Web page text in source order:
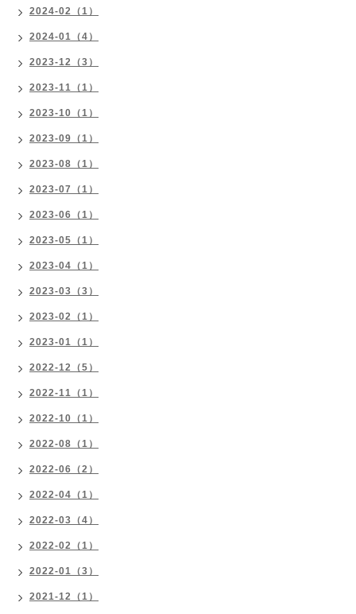
2024-02（1）
2024-01（4）
2023-12（3）
2023-11（1）
2023-10（1）
2023-09（1）
2023-08（1）
2023-07（1）
2023-06（1）
2023-05（1）
2023-04（1）
2023-03（3）
2023-02（1）
2023-01（1）
2022-12（5）
2022-11（1）
2022-10（1）
2022-08（1）
2022-06（2）
2022-04（1）
2022-03（4）
2022-02（1）
2022-01（3）
2021-12（1）